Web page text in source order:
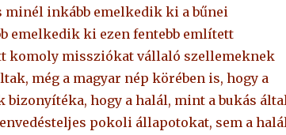
minél inkább emelkedik ki a bűnei
emelkedik ki ezen fentebb említett
komoly missziókat vállaló szellemeknek
még a magyar nép körében is, hogy a
hogy a halál, mint a bukás
pokoli állapotokat, sem a